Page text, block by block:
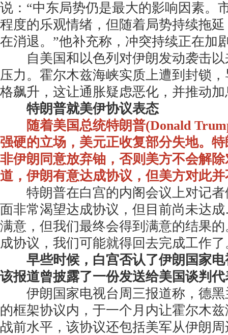
说：“中东局势仍是最大的影响因素。
程度的乐观情绪，但随着局势持续拖
在消退。”他补充称，冲突持续正在加
自美国和以色列对伊朗发动袭击以
压力。霍尔木兹海峡实质上遭到封锁
格飙升，这让通胀疑虑恶化，并推动
特朗普就美伊协议表态
随着美国总统特朗普(Donald
强硬的立场，美元正收复部分失地。
非伊朗同意放弃铀，否则美方不会解
道，伊朗有意达成协议，但美方对此
特朗普在白宫的内阁会议上对记者
面非常渴望达成协议，但目前尚未达
满意，但我们最终会得到满意的结果
成协议，我们可能就得回去完成工作了
早些时候，白宫否认了伊朗国家
该报道曾披露了一份发送给美国谈判
伊朗国家电视台周三报道称，德黑
的框架协议内，于一个月内让霍尔木
战前水平，该协议还包括美军从伊朗